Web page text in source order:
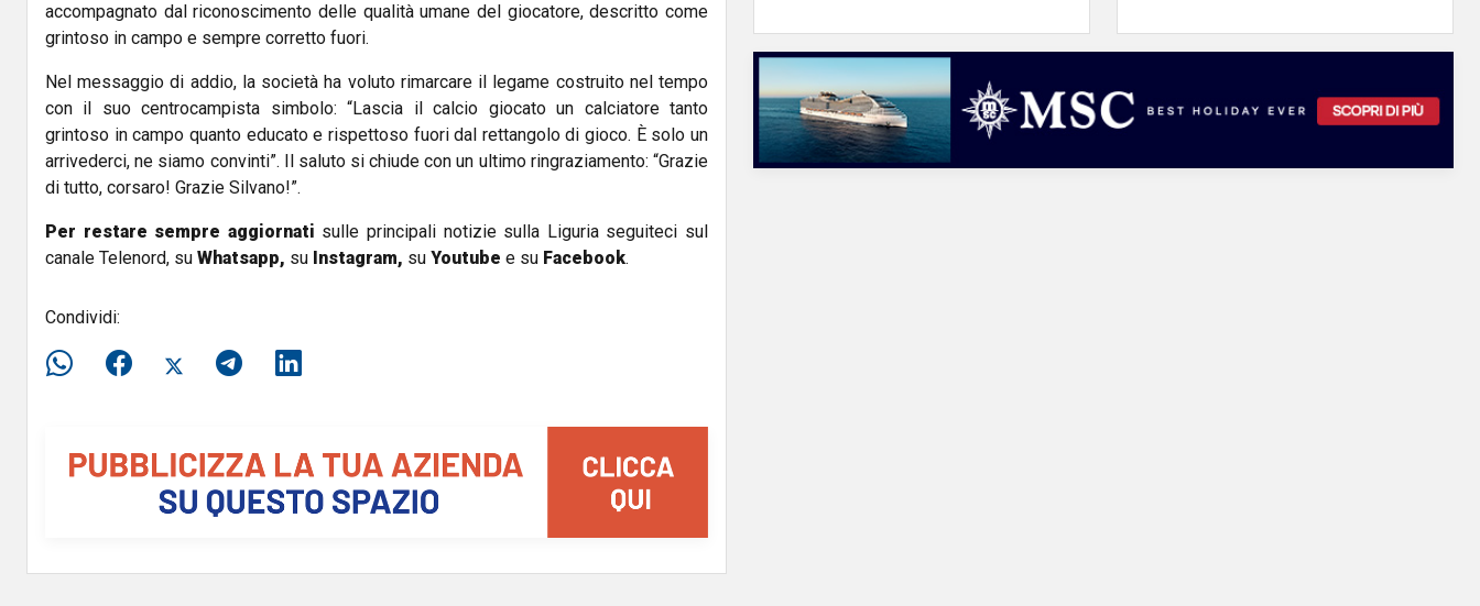
accompagnato dal riconoscimento delle qualità umane del giocatore, descritto come
grintoso in campo e sempre corretto fuori.
Nel messaggio di addio, la società ha voluto rimarcare il legame costruito nel tempo
con il suo centrocampista simbolo: “Lascia il calcio giocato un calciatore tanto
grintoso in campo quanto educato e rispettoso fuori dal rettangolo di gioco. È solo un
arrivederci, ne siamo convinti”. Il saluto si chiude con un ultimo ringraziamento: “Grazie
di tutto, corsaro! Grazie Silvano!”.
Per restare sempre aggiornati sulle principali notizie sulla Liguria seguiteci sul
canale Telenord, su Whatsapp, su Instagram, su Youtube e su Facebook.
Condividi: